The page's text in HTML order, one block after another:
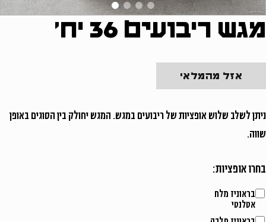
משתמש חדש/אורח
מגש ריבועים 36 יח'
אזל מהמלאי
ניתן לשלב שלוש אופציות של ריבועים במגש. המגש יחולק בין הסוגים באופן
שווה.
בחרו אופציות:
בראוניז מלח
אטלנטי